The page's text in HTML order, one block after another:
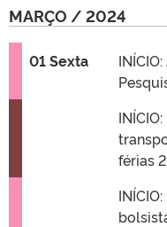
MARÇO / 2024
01 Sexta
férias